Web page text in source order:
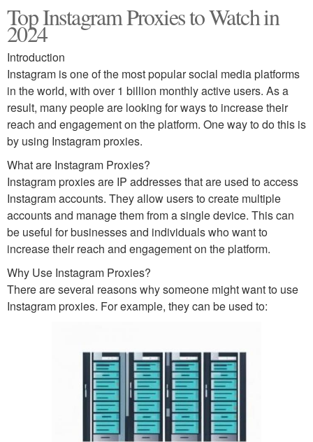
Top Instagram Proxies to Watch in
2024
Introduction
Instagram is one of the most popular social media platforms
in the world, with over 1 billion monthly active users. As a
result, many people are looking for ways to increase their
reach and engagement on the platform. One way to do this is
by using Instagram proxies.
What are Instagram Proxies?
Instagram proxies are IP addresses that are used to access
Instagram accounts. They allow users to create multiple
accounts and manage them from a single device. This can
be useful for businesses and individuals who want to
increase their reach and engagement on the platform.
Why Use Instagram Proxies?
There are several reasons why someone might want to use
Instagram proxies. For example, they can be used to: